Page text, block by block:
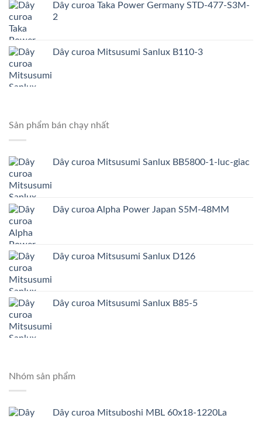
Dây curoa Taka Power Germany STD-477-S3M-
2
Dây curoa Mitsusumi Sanlux B110-3
Sản phẩm bán chạy nhất
Dây curoa Mitsusumi Sanlux BB5800-1-luc-giac
Dây curoa Alpha Power Japan S5M-48MM
Dây curoa Mitsusumi Sanlux D126
Dây curoa Mitsusumi Sanlux B85-5
Nhóm sản phẩm
Dây curoa Mitsuboshi MBL 60x18-1220La